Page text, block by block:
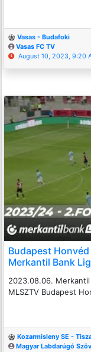
Vasas - Budafoki
Vasas FC TV
August 10, 2023, 9:20
Budapest Honvéd
Merkantil Bank
2023.08.06. Merkantil
MLSZTV Budapest
Kozarmisleny SE -
Magyar Labdarúgó